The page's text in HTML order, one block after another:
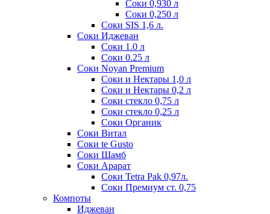
Соки 0,930 л
Соки 0,250 л
Соки SIS 1,6 л.
Соки Иджеван
Соки 1.0 л
Соки 0.25 л
Соки Noyan Premium
Соки и Нектары 1,0 л
Соки и Нектары 0,2 л
Соки стекло 0,75 л
Соки стекло 0,25 л
Соки Органик
Соки Витал
Соки te Gusto
Соки Шамб
Соки Арарат
Соки Tetra Pak 0,97л.
Соки Премиум ст. 0,75
Компоты
Иджеван